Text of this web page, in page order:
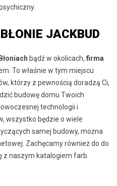
JACKBUD
bądź w okolicach, firma
To właśnie w tym miejscu
którzy z pewnością doradzą Ci,
budowę domu Twoich
technologii i
wszystko będzie o wiele
samej budowy, można
Zachęcamy również do do
z naszym katalogiem farb.